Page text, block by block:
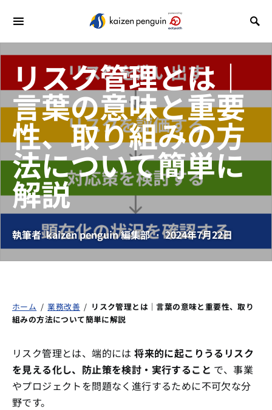
リスク管理とは｜
言葉の意味と重要
性、取り組みの方
法について簡単に
解説
執筆者 kaizen penguin 編集部 2024年7月22日
ホーム / 業務改善 / リスク管理とは｜言葉の意味と重要性、取り
組みの方法について簡単に解説
リスク管理とは、端的には将来的に起こりうるリスク
を見える化し、防止策を検討・実行すること で、事業
やプロジェクトを問題なく進行するために不可欠な分
野です。